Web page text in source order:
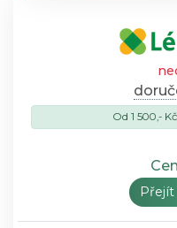
Od 1 500,-